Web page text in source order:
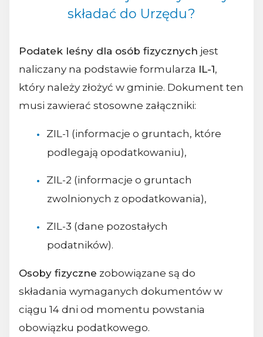
składać do Urzędu?
Podatek leśny dla osób fizycznych jest
naliczany na podstawie formularza IL-1,
który należy złożyć w gminie. Dokument ten
musi zawierać stosowne załączniki:
ZIL-1 (informacje o gruntach, które
podlegają opodatkowaniu),
ZIL-2 (informacje o gruntach
zwolnionych z opodatkowania),
ZIL-3 (dane pozostałych
podatników).
Osoby fizyczne zobowiązane są do
składania wymaganych dokumentów w
ciągu 14 dni od momentu powstania
obowiązku podatkowego.